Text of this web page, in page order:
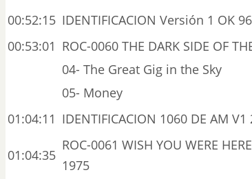
00:52:15 IDENTIFICACION Versión 1 OK
00:53:01 ROC-0060 THE DARK SIDE OF
04- The Great Gig in the Sky
05- Money
01:04:11 IDENTIFICACION 1060 DE AM V1
01:04:35
ROC-0061 WISH YOU WERE
1975